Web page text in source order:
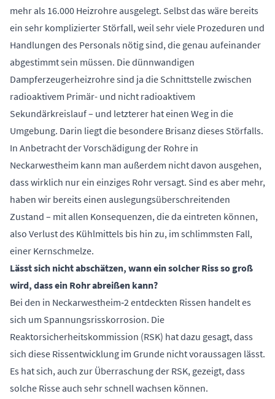
mehr als 16.000 Heizrohre ausgelegt. Selbst das wäre bereits
ein sehr komplizierter Störfall, weil sehr viele Prozeduren und
Handlungen des Personals nötig sind, die genau aufeinander
abgestimmt sein müssen. Die dünnwandigen
Dampferzeugerheizrohre sind ja die Schnittstelle zwischen
radioaktivem Primär- und nicht radioaktivem
Sekundärkreislauf – und letzterer hat einen Weg in die
Umgebung. Darin liegt die besondere Brisanz dieses Störfalls.
In Anbetracht der Vorschädigung der Rohre in
Neckarwestheim kann man außerdem nicht davon ausgehen,
dass wirklich nur ein einziges Rohr versagt. Sind es aber mehr,
haben wir bereits einen auslegungsüberschreitenden
Zustand – mit allen Konsequenzen, die da eintreten können,
also Verlust des Kühlmittels bis hin zu, im schlimmsten Fall,
einer Kernschmelze.
Lässt sich nicht abschätzen, wann ein solcher Riss so groß
wird, dass ein Rohr abreißen kann?
Bei den in Neckarwestheim‑2 entdeckten Rissen handelt es
sich um Spannungsrisskorrosion. Die
Reaktorsicherheitskommission (RSK) hat dazu gesagt, dass
sich diese Rissentwicklung im Grunde nicht voraussagen lässt.
Es hat sich, auch zur Überraschung der RSK, gezeigt, dass
solche Risse auch sehr schnell wachsen können.